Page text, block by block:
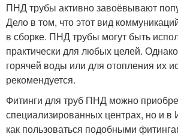
ПНД трубы активно завоёвывают
Дело в том, что этот вид
в сборке. ПНД трубы могут быть
практически для любых целей.
горячей воды или для отопления их
рекомендуется.
Фитинги для труб ПНД можно
специализированных центрах, но и в
как пользоваться подобными